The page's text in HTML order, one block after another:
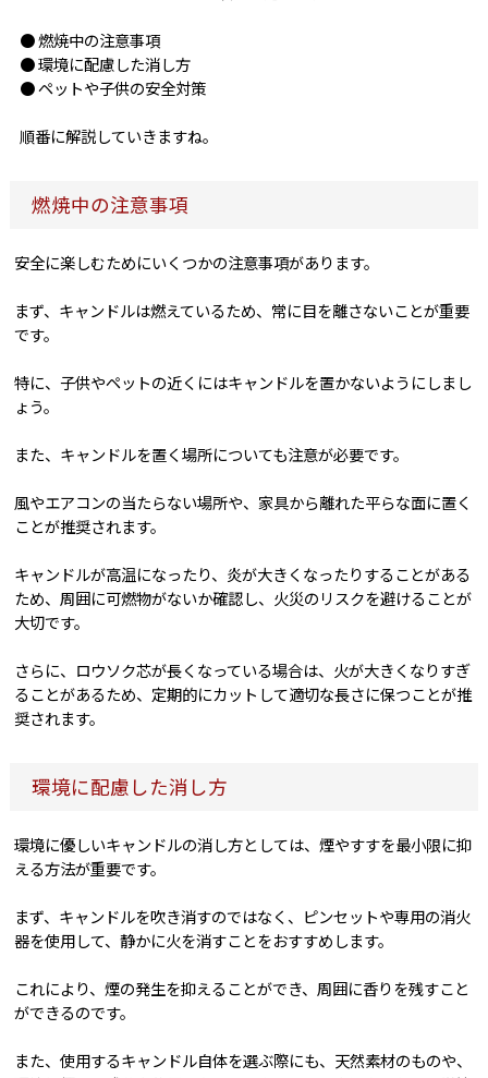
● 燃焼中の注意事項
● 環境に配慮した消し方
● ペットや子供の安全対策
順番に解説していきますね。
燃焼中の注意事項
安全に楽しむためにいくつかの注意事項があります。
まず、キャンドルは燃えているため、常に目を離さないことが重要
です。
特に、子供やペットの近くにはキャンドルを置かないようにしまし
ょう。
また、キャンドルを置く場所についても注意が必要です。
風やエアコンの当たらない場所や、家具から離れた平らな面に置く
ことが推奨されます。
キャンドルが高温になったり、炎が大きくなったりすることがある
ため、周囲に可燃物がないか確認し、火災のリスクを避けることが
大切です。
さらに、ロウソク芯が長くなっている場合は、火が大きくなりすぎ
ることがあるため、定期的にカットして適切な長さに保つことが推
奨されます。
環境に配慮した消し方
環境に優しいキャンドルの消し方としては、煙やすすを最小限に抑
える方法が重要です。
まず、キャンドルを吹き消すのではなく、ピンセットや専用の消火
器を使用して、静かに火を消すことをおすすめします。
これにより、煙の発生を抑えることができ、周囲に香りを残すこと
ができるのです。
また、使用するキャンドル自体を選ぶ際にも、天然素材のものや、